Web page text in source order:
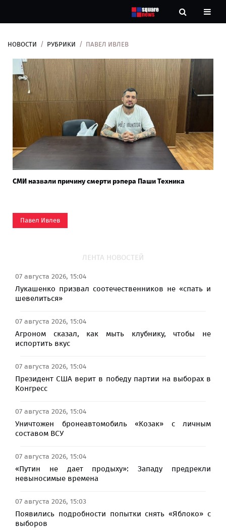
Рубрики
Контакты
НОВОСТИ РУБРИКИ ПАВЕЛ ИВЛЕВ
СМИ назвали причину смерти рэпера Паши Техника
Павел Ивлев
ЛЕНТА НОВОСТЕЙ
07 августа 2026, 15:04
Лукашенко призвал соотечественников не «спать и
шевелиться»
07 августа 2026, 15:04
Агроном сказал, как мыть клубнику, чтобы не
испортить вкус
07 августа 2026, 15:04
Президент США верит в победу партии на выборах в
Конгресс
07 августа 2026, 15:04
Уничтожен бронеавтомобиль «Козак» с личным
составом ВСУ
07 августа 2026, 15:04
«Путин не дает продыху»: Западу предрекли
невыносимые времена
07 августа 2026, 15:03
Появились подробности попытки снять «Яблоко» с
выборов